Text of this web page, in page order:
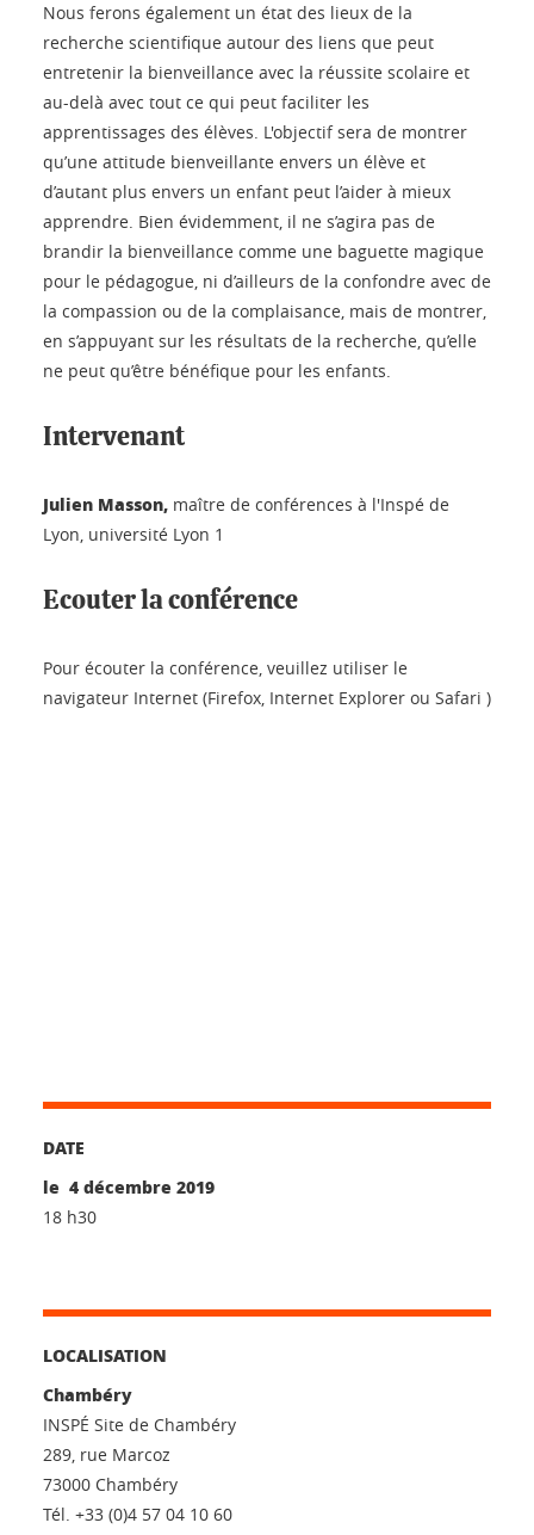
Nous ferons également un état des lieux de la
recherche scientifique autour des liens que peut
entretenir la bienveillance avec la réussite scolaire et
au-delà avec tout ce qui peut faciliter les
apprentissages des élèves. L'objectif sera de montrer
qu’une attitude bienveillante envers un élève et
d’autant plus envers un enfant peut l’aider à mieux
apprendre. Bien évidemment, il ne s’agira pas de
brandir la bienveillance comme une baguette magique
pour le pédagogue, ni d’ailleurs de la confondre avec de
la compassion ou de la complaisance, mais de montrer,
en s’appuyant sur les résultats de la recherche, qu’elle
ne peut qu’être bénéfique pour les enfants.
Intervenant
Julien Masson, maître de conférences à l'Inspé de
Lyon, université Lyon 1
Ecouter la conférence
Pour écouter la conférence, veuillez utiliser le
navigateur Internet (Firefox, Internet Explorer ou Safari )
DATE
le 4 décembre 2019
18 h30
LOCALISATION
Chambéry
INSPÉ Site de Chambéry
289, rue Marcoz
73000 Chambéry
Tél. +33 (0)4 57 04 10 60